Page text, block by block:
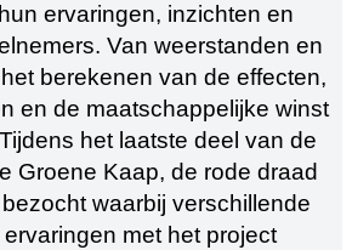
ervaringen, inzichten en
Van weerstanden en
het berekenen van de effecten,
en de maatschappelijke winst
het laatste deel van de
Groene Kaap, de rode draad
waarbij verschillende
met het project